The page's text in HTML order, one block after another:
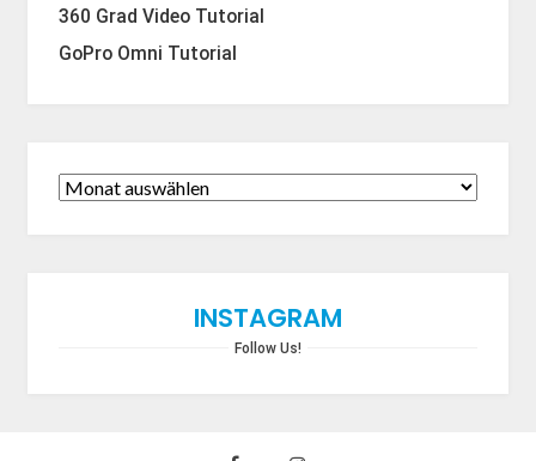
360 Grad Video Tutorial
GoPro Omni Tutorial
INSTAGRAM
Follow Us!